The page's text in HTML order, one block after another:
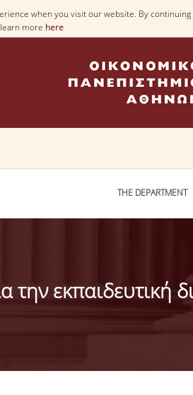
when you visit our website. By
more here
THE DEPARTMENT
την εκπαιδευτική